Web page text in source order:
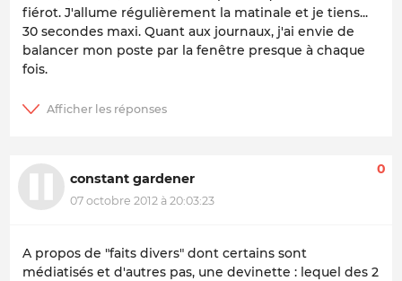
fiérot. J'allume régulièrement la matinale et je tiens...
30 secondes maxi. Quant aux journaux, j'ai envie de
balancer mon poste par la fenêtre presque à chaque
fois.
constant gardener
07 octobre 2012 à 20:03:23
0
A propos de "faits divers" dont certains sont
médiatisés et d'autres pas, une devinette : lequel des 2